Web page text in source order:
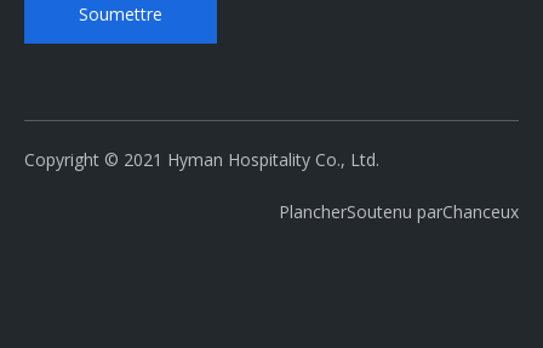
Soumettre
Copyright © 2021 Hyman Hospitality Co., Ltd.
PlancherSoutenu parChanceux